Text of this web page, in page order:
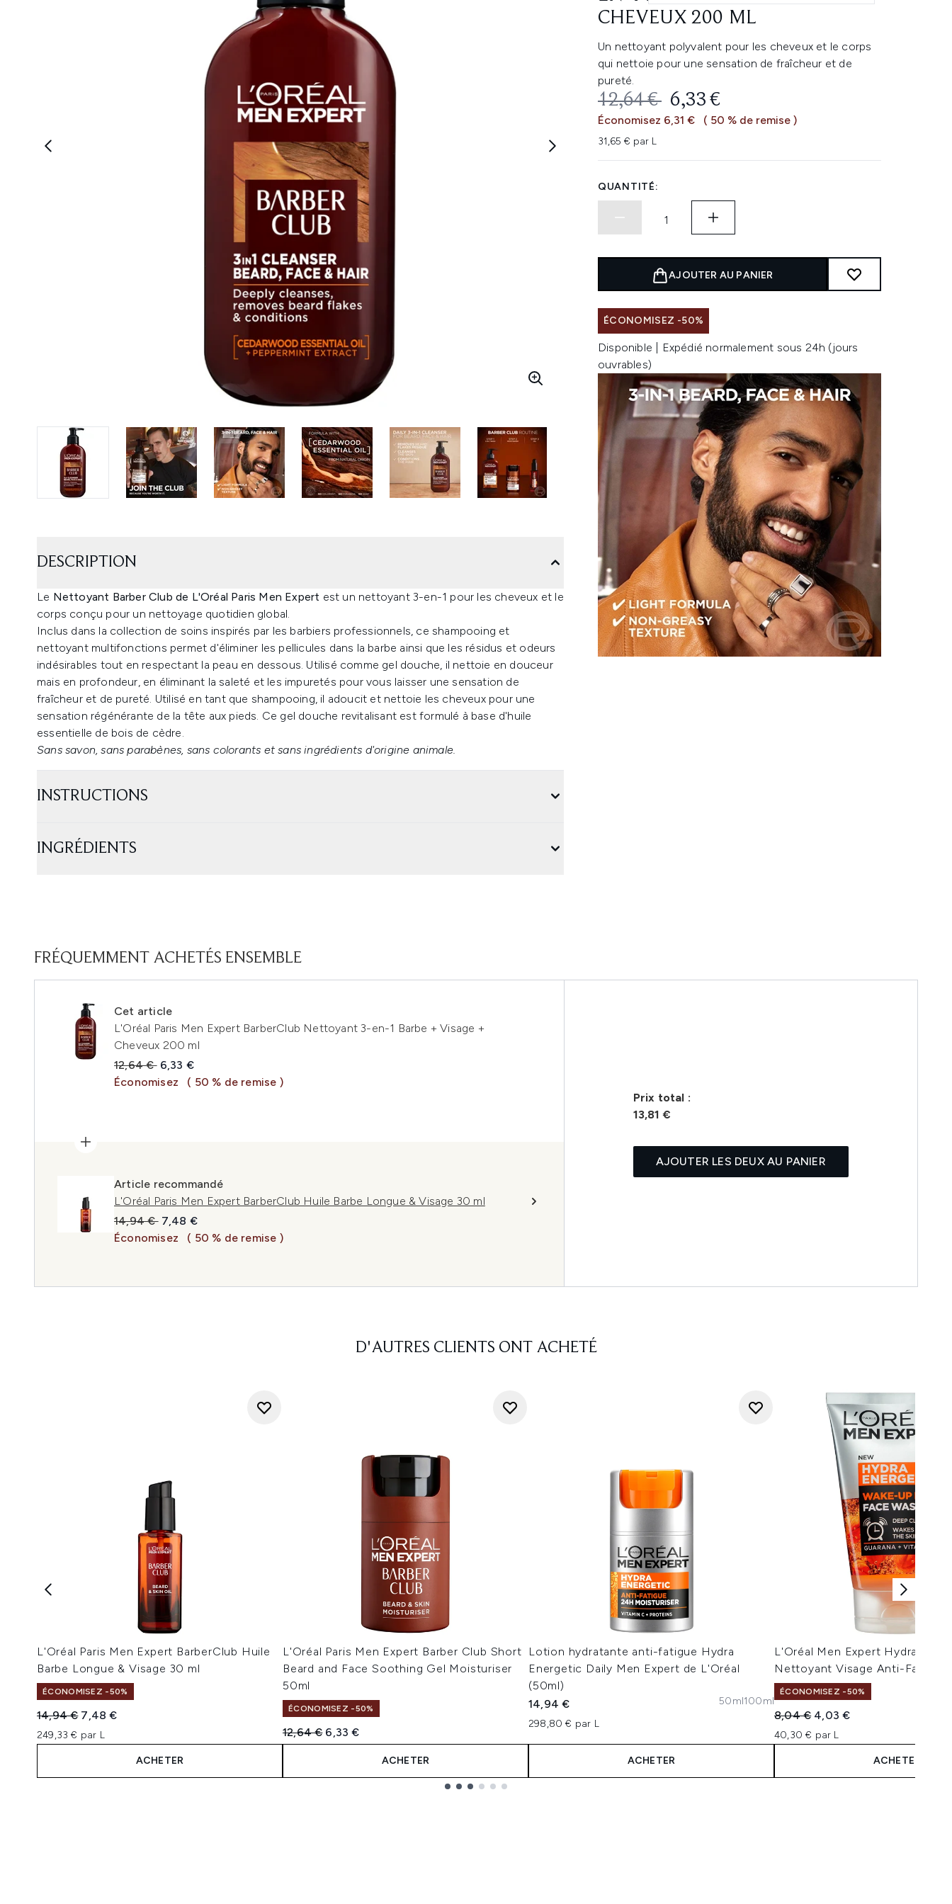
CHEVEUX 200 ML
Un nettoyant polyvalent pour les cheveux et le corps
qui nettoie pour une sensation de fraîcheur et de
pureté.
PRIX DE VENTE :
12,64 € PRIX ​​ACTUEL :
6,33 €
Économisez 6,31 € ( 50 % de remise )
31,65 € par L
QUANTITÉ:
AJOUTER AU PANIER
ÉCONOMISEZ -50%
Disponible | Expédié normalement sous 24h (jours
ouvrables)
DESCRIPTION
Le Nettoyant Barber Club de L'Oréal Paris Men Expert est un nettoyant 3-en-1 pour les cheveux et le
corps conçu pour un nettoyage quotidien global.
Inclus dans la collection de soins inspirés par les barbiers professionnels, ce shampooing et
nettoyant multifonctions permet d'éliminer les pellicules dans la barbe ainsi que les résidus et odeurs
indésirables tout en respectant la peau en dessous. Utilisé comme gel douche, il nettoie en douceur
mais en profondeur, en éliminant la saleté et les impuretés pour vous laisser une sensation de
fraîcheur et de pureté. Utilisé en tant que shampooing, il adoucit et nettoie les cheveux pour une
sensation régénérante de la tête aux pieds. Ce gel douche revitalisant est formulé à base d'huile
essentielle de bois de cèdre.
Sans savon, sans parabènes, sans colorants et sans ingrédients d'origine animale.
INSTRUCTIONS
INGRÉDIENTS
FRÉQUEMMENT ACHETÉS ENSEMBLE
Cet article
L'Oréal Paris Men Expert BarberClub Nettoyant 3-en-1 Barbe + Visage +
Cheveux 200 ml
Prix de vente :
12,64 € Prix ​​actuel :
6,33 €
Économisez
( 50 % de remise )
Article recommandé
L'Oréal Paris Men Expert BarberClub Huile Barbe Longue & Visage 30 ml
Prix de vente :
14,94 € Prix ​​actuel :
7,48 €
Économisez
( 50 % de remise )
Prix ​​total :
13,81 €
AJOUTER LES DEUX AU PANIER
D'AUTRES CLIENTS ONT ACHETÉ
L'Oréal Paris Men Expert BarberClub Huile
Barbe Longue & Visage 30 ml
ÉCONOMISEZ -50%
Prix de vente :
14,94 € Prix ​​actuel :
7,48 €
249,33 € par L
ACHETER
L'Oréal Paris Men Expert Barber Club Short
Beard and Face Soothing Gel Moisturiser
50ml
ÉCONOMISEZ -50%
Prix de vente :
12,64 € Prix ​​actuel :
6,33 €
ACHETER
Lotion hydratante anti-fatigue Hydra
Energetic Daily Men Expert de L'Oréal
(50ml)
14,94 €
298,80 € par L
50ml100ml
ACHETER
L'Oréal Men Expert Hydra
Nettoyant Visage Anti-Fatigue
ÉCONOMISEZ -50%
Prix de vente :
8,04 € Prix ​​actuel :
4,03 €
40,30 € par L
ACHETER